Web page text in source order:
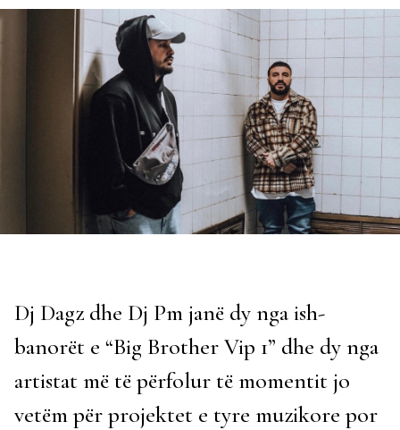
Dj Dagz dhe Dj Pm janë dy nga ish-
banorët e “Big Brother Vip 1” dhe dy nga
artistat më të përfolur të momentit jo
vetëm për projektet e tyre muzikore por